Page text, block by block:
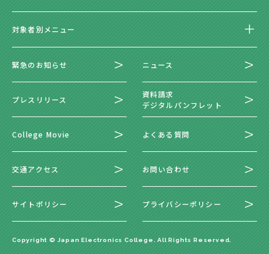
対象者別メニュー
緊急のお知らせ ニュース
プレスリリース
資料請求
デジタルパンフレット
College Movie よくある質問
交通アクセス お問い合わせ
サイトポリシー プライバシーポリシー
Copyright © Japan Electronics College. All Rights Reserved.